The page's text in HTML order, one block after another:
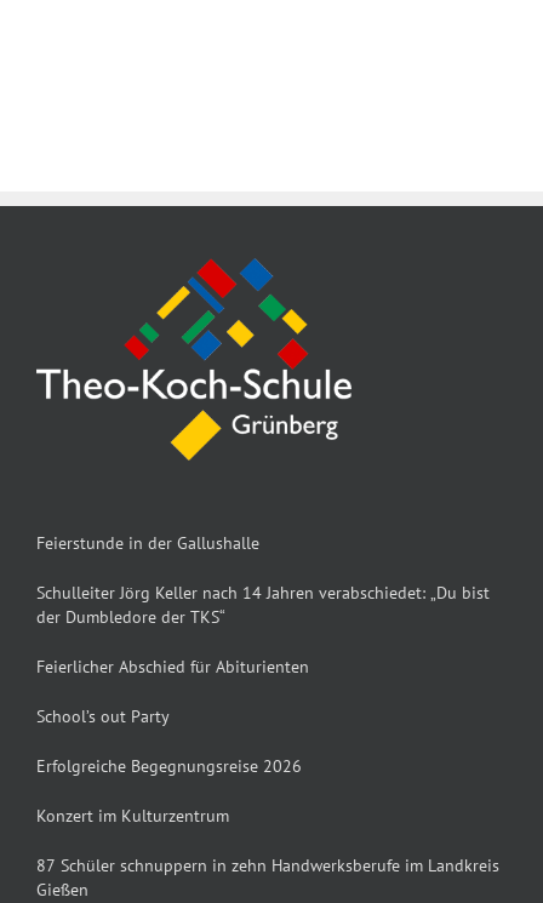
Feierstunde in der Gallushalle
Schulleiter Jörg Keller nach 14 Jahren verabschiedet: „Du bist
der Dumbledore der TKS“
Feierlicher Abschied für Abiturienten
School’s out Party
Erfolgreiche Begegnungsreise 2026
Konzert im Kulturzentrum
87 Schüler schnuppern in zehn Handwerksberufe im Landkreis
Gießen